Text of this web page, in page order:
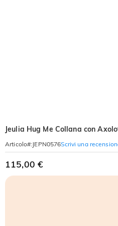
Jeulia Hug Me Collana con
Articolo#: JEPN0576Scrivi una
115,00 €